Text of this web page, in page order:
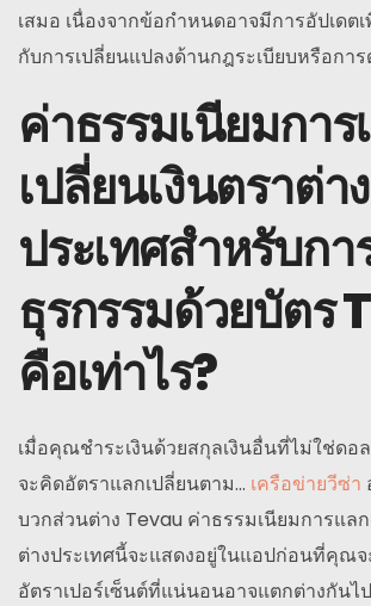
เสมอ เนื่องจากข้อกำหนดอาจมีการอัปเดต
กับการเปลี่ยนแปลงด้านกฎระเบียบหรือการ
ค่าธรรมเนียมกา
เปลี่ยนเงินตราต่าง
ประเทศสำหรับกา
ธุรกรรมด้วยบัตร
คือเท่าไร?
เมื่อคุณชำระเงินด้วยสกุลเงินอื่นที่ไม่ใช่ดอ
จะคิดอัตราแลกเปลี่ยนตาม... เครือข่ายวีซ่า
บวกส่วนต่าง Tevau ค่าธรรมเนียมการแลก
ต่างประเทศนี้จะแสดงอยู่ในแอปก่อนที่คุณ
อัตราเปอร์เซ็นต์ที่แน่นอนอาจแตกต่างกันไ